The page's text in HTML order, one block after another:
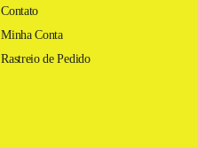
Contato
Minha Conta
Rastreio de Pedido